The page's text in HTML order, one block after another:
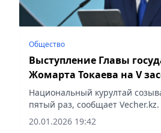
Общество
Выступление Главы
Жомарта Токаева на V
Национального курултая
Национальный курултай
пятый раз, сообщает Vecher.kz.
20.01.2026 19:42